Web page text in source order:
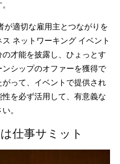
が適切な雇用主とつながりを
ネットワーキング イベント
才能を披露し、ひょっとす
シップのオファーを獲得で
って、イベントで提供され
を必ず活用して、有意義な
。
仕事サミット